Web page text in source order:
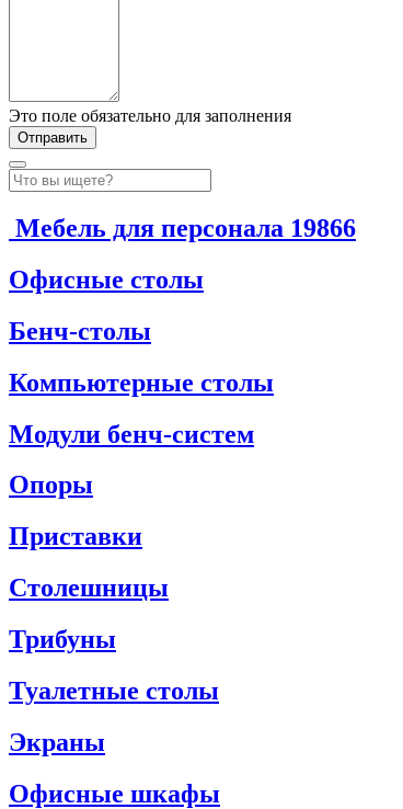
Это поле обязательно для заполнения
Мебель для персонала 19866
Офисные столы
Бенч-столы
Компьютерные столы
Модули бенч-систем
Опоры
Приставки
Столешницы
Трибуны
Туалетные столы
Экраны
Офисные шкафы